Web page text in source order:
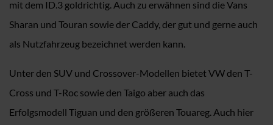
mit dem ID.3 goldrichtig. Auch zu erwähnen sind die Vans
Sharan und Touran sowie der Caddy, der gut und gerne auch
als Nutzfahrzeug bezeichnet werden kann.
Unter den SUV und Crossover-Modellen bietet VW den T-
Cross und T-Roc sowie den Taigo aber auch das
Erfolgsmodell Tiguan und den größeren Touareg. Auch hier